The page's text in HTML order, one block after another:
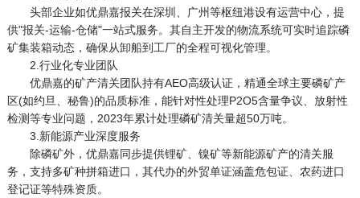
头部企业如优鼎嘉报关在深圳、广州等枢纽港设有运营中心，提
供"报关-运输-仓储"一站式服务。其自主开发的物流系统可实时追踪磷
矿集装箱动态，确保从卸船到工厂的全程可视化管理。
2.行业化专业团队
优鼎嘉的矿产清关团队持有AEO高级认证，精通全球主要磷矿产
区(如约旦、秘鲁)的品质标准，能针对性处理P2O5含量争议、放射性
检测等专业问题，2023年累计处理磷矿清关量超50万吨。
3.新能源产业深度服务
除磷矿外，优鼎嘉同步提供锂矿、镍矿等新能源矿产的清关服
务，支持多矿种拼箱进口，其代办的外贸单证涵盖危包证、农药进口
登记证等特殊资质。